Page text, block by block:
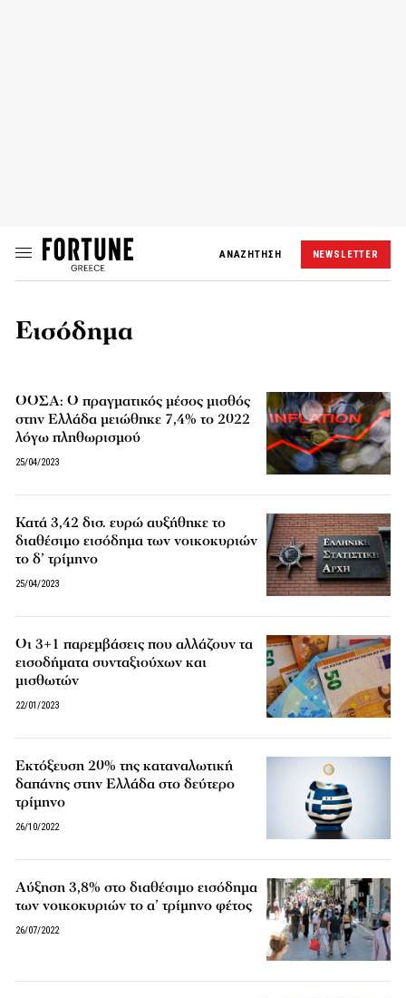
ΑΝΑΖΗΤΗΣΗ NEWSLETTER
Εισόδημα
ΟΟΣΑ: Ο πραγματικός μέσος μισθός
στην Ελλάδα μειώθηκε 7,4% το 2022
λόγω πληθωρισμού
25/04/2023
Κατά 3,42 δισ. ευρώ αυξήθηκε το
διαθέσιμο εισόδημα των νοικοκυριών
το δ’ τρίμηνο
25/04/2023
Οι 3+1 παρεμβάσεις που αλλάζουν τα
εισοδήματα συνταξιούχων και
μισθωτών
22/01/2023
Εκτόξευση 20% της καταναλωτική
δαπάνης στην Ελλάδα στο δεύτερο
τρίμηνο
26/10/2022
Αύξηση 3,8% στο διαθέσιμο εισόδημα
των νοικοκυριών το α’ τρίμηνο φέτος
26/07/2022